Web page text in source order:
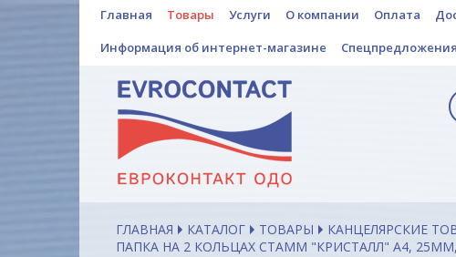
Главная Товары Услуги О компании Оплата
Информация об интернет-магазине
Спецпредложения
ГЛАВНАЯ КАТАЛОГ ТОВАРЫ КАНЦЕЛЯРСКИЕ
ПАПКА НА 2 КОЛЬЦАХ СТАММ "КРИСТАЛЛ" А4,